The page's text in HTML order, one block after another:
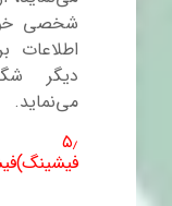
شخصی
دیگر
می‌نماید.
۵٫